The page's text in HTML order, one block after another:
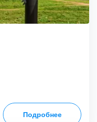
Подробнее